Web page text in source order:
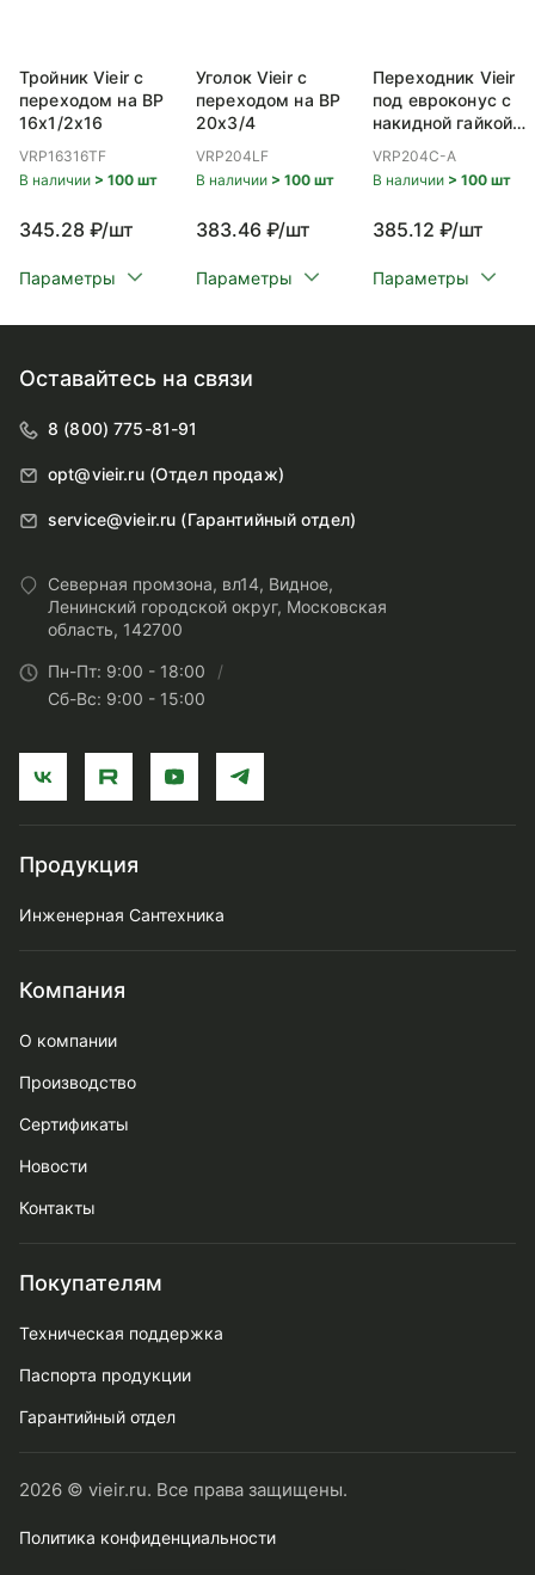
Тройник Vieir с
переходом на ВР
16x1/2x16
VRP16316TF
В наличии > 100 шт
345.28 ₽/шт
Параметры
Уголок Vieir с
переходом на ВР
20x3/4
VRP204LF
В наличии > 100 шт
383.46 ₽/шт
Параметры
Переходник Vieir
под евроконус с
накидной гайкой
VRP204C-A
В наличии > 100 шт
385.12 ₽/шт
Параметры
Оставайтесь на связи
8 (800) 775-81-91
opt@vieir.ru (Отдел продаж)
service@vieir.ru (Гарантийный отдел)
Северная промзона, вл14, Видное,
Ленинский городской округ, Московская
область, 142700
Пн-Пт: 9:00 - 18:00
Сб-Вс: 9:00 - 15:00
Продукция
Инженерная Сантехника
Компания
О компании
Производство
Сертификаты
Новости
Контакты
Покупателям
Техническая поддержка
Паспорта продукции
Гарантийный отдел
2026 © vieir.ru. Все права защищены.
Политика конфиденциальности